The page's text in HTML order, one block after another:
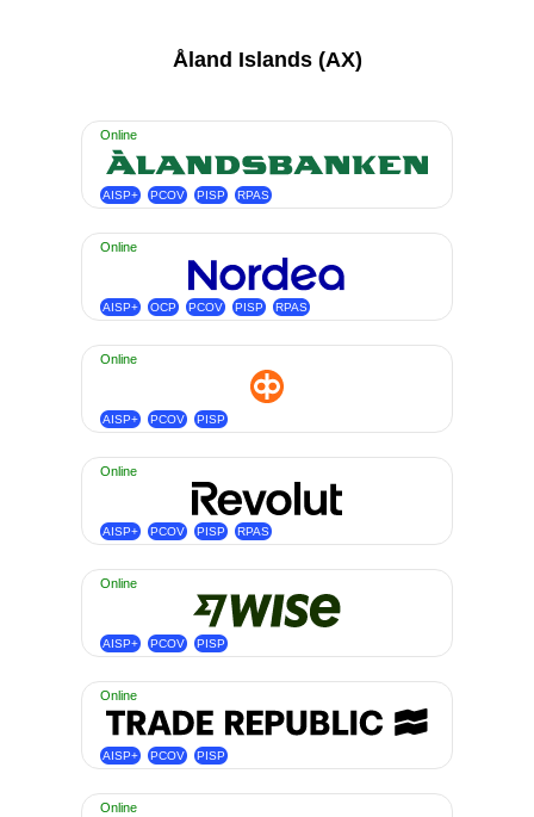
Åland Islands (AX)
Online
AISP+ PCOV PISP RPAS
Online
AISP+ OCP PCOV PISP RPAS
Online
AISP+ PCOV PISP
Online
AISP+ PCOV PISP RPAS
Online
AISP+ PCOV PISP
Online
AISP+ PCOV PISP
Online